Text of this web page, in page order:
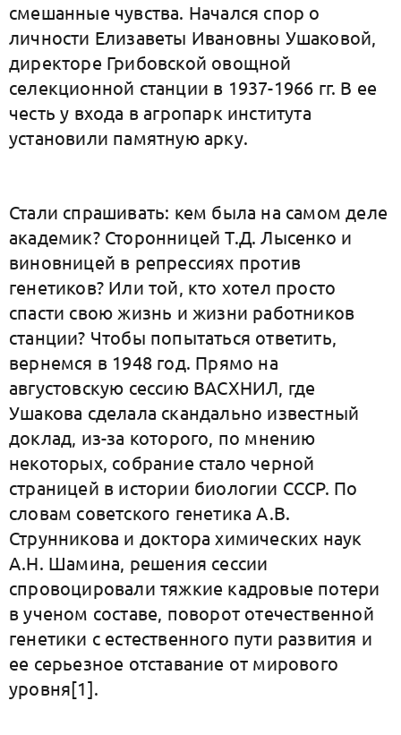
смешанные чувства. Начался спор о
личности Елизаветы Ивановны Ушаковой,
директоре Грибовской овощной
селекционной станции в 1937-1966 гг. В ее
честь у входа в агропарк института
установили памятную арку.
Стали спрашивать: кем была на самом деле
академик? Сторонницей Т.Д. Лысенко и
виновницей в репрессиях против
генетиков? Или той, кто хотел просто
спасти свою жизнь и жизни работников
станции? Чтобы попытаться ответить,
вернемся в 1948 год. Прямо на
августовскую сессию ВАСХНИЛ, где
Ушакова сделала скандально известный
доклад, из-за которого, по мнению
некоторых, собрание стало черной
страницей в истории биологии СССР. По
словам советского генетика А.В.
Струнникова и доктора химических наук
А.Н. Шамина, решения сессии
спровоцировали тяжкие кадровые потери
в ученом составе, поворот отечественной
генетики с естественного пути развития и
ее серьезное отставание от мирового
уровня[1].